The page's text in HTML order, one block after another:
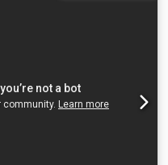
εργαλείων: 58